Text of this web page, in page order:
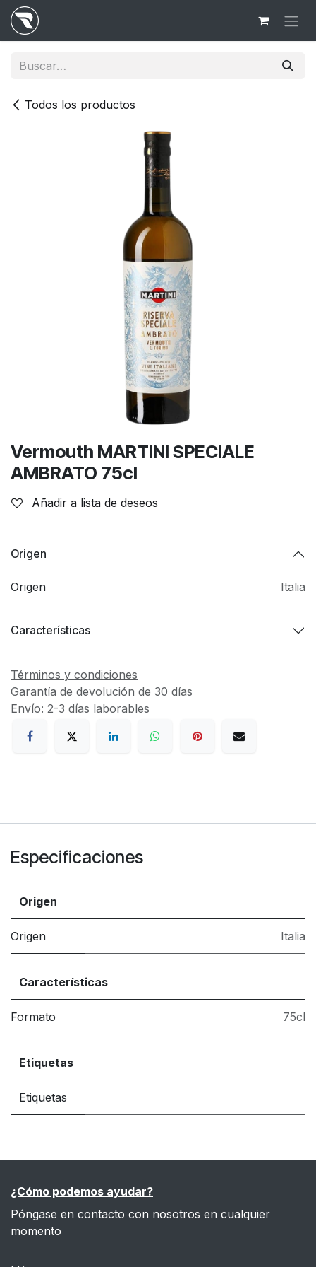
Ir al contenido
Todos los productos
Vermouth MARTINI SPECIALE
AMBRATO 75cl
Añadir a lista de deseos
Origen
Origen Italia
Características
Términos y condiciones
Garantía de devolución de 30 días
Envío: 2-3 días laborables
Especificaciones
Origen
Origen Italia
Características
Formato 75cl
Etiquetas
Etiquetas
¿Cómo podemos ayudar?
Póngase en contacto con nosotros en cualquier
momento